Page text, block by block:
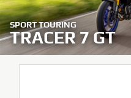
SPORT TOURING
TRACER 7 GT